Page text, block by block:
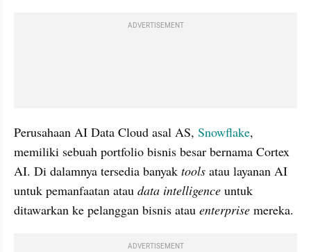
ADVERTISEMENT
Perusahaan AI Data Cloud asal AS, Snowflake,
memiliki sebuah portfolio bisnis besar bernama Cortex
AI. Di dalamnya tersedia banyak tools atau layanan AI
untuk pemanfaatan atau data intelligence untuk
ditawarkan ke pelanggan bisnis atau enterprise mereka.
ADVERTISEMENT